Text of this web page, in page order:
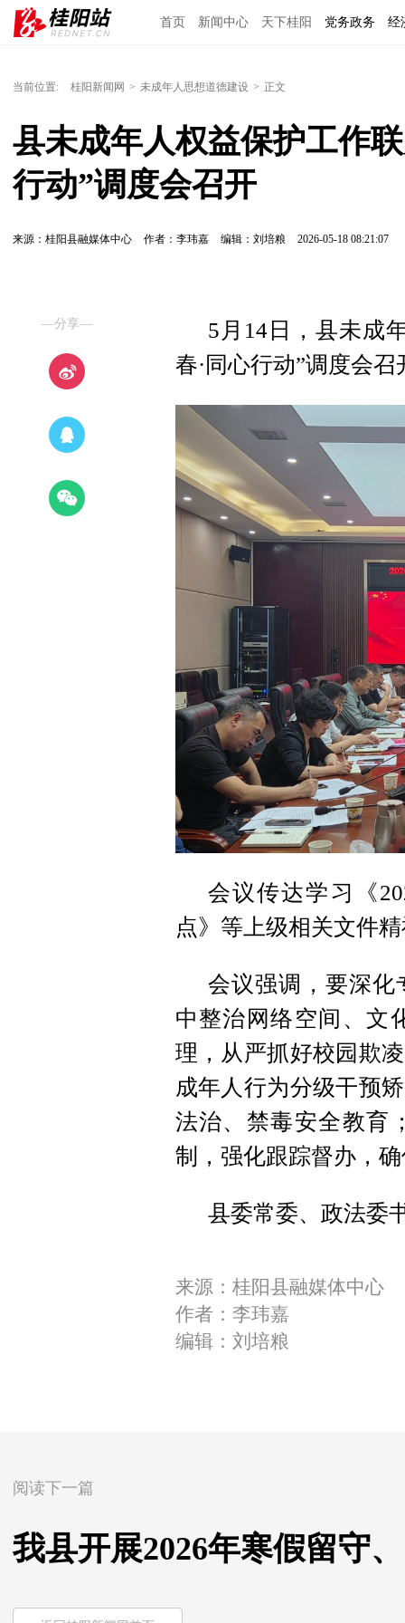
首页 新闻中心 天下桂阳 党务政务 经
当前位置: 桂阳新闻网 > 未成年人思想道德建设 > 正文
县未成年人权益保护工作
行动”调度会召开
来源：桂阳县融媒体中心 作者：李玮嘉 编辑：刘培粮 2026-05-18 08:21:07
—分享—
5月14日，县未成
春·同心行动”调度会召
会议传达学习《
点》等上级相关文件
会议强调，要深化
中整治网络空间、文
理，从严抓好校园欺
成年人行为分级干预
法治、禁毒安全教育
制，强化跟踪督办，
县委常委、政法委
来源：桂阳县融媒体中心
作者：李玮嘉
编辑：刘培粮
阅读下一篇
我县开展2026年寒假留守